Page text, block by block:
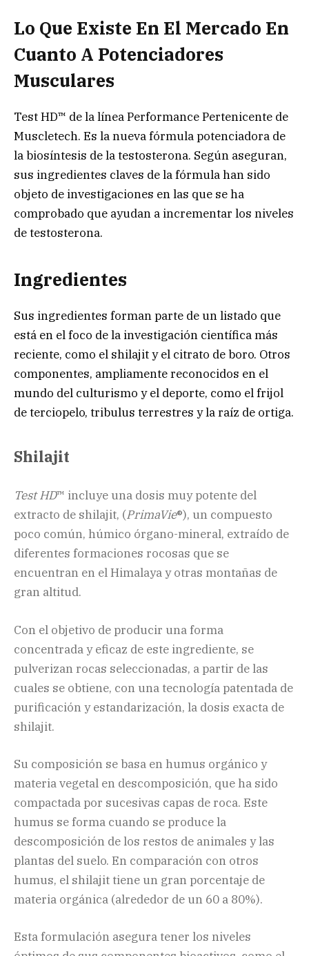
Lo Que Existe En El Mercado En
Cuanto A Potenciadores
Musculares
Test HD™ de la línea Performance Pertenicente de
Muscletech. Es la nueva fórmula potenciadora de
la biosíntesis de la testosterona. Según aseguran,
sus ingredientes claves de la fórmula han sido
objeto de investigaciones en las que se ha
comprobado que ayudan a incrementar los niveles
de testosterona.
Ingredientes
Sus ingredientes forman parte de un listado que
está en el foco de la investigación científica más
reciente, como el shilajit y el citrato de boro. Otros
componentes, ampliamente reconocidos en el
mundo del culturismo y el deporte, como el frijol
de terciopelo, tribulus terrestres y la raíz de ortiga.
Shilajit
Test HD™ incluye una dosis muy potente del
extracto de shilajit, (PrimaVie®), un compuesto
poco común, húmico órgano-mineral, extraído de
diferentes formaciones rocosas que se
encuentran en el Himalaya y otras montañas de
gran altitud.
Con el objetivo de producir una forma
concentrada y eficaz de este ingrediente, se
pulverizan rocas seleccionadas, a partir de las
cuales se obtiene, con una tecnología patentada de
purificación y estandarización, la dosis exacta de
shilajit.
Su composición se basa en humus orgánico y
materia vegetal en descomposición, que ha sido
compactada por sucesivas capas de roca. Este
humus se forma cuando se produce la
descomposición de los restos de animales y las
plantas del suelo. En comparación con otros
humus, el shilajit tiene un gran porcentaje de
materia orgánica (alrededor de un 60 a 80%).
Esta formulación asegura tener los niveles